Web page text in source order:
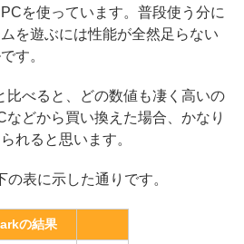
を使っています。普段使う分に
を遊ぶには性能が全然足らない
す。
べると、どの数値も凄く高いの
どから買い換えた場合、かなり
れると思います。
表に示した通りです。
の結果